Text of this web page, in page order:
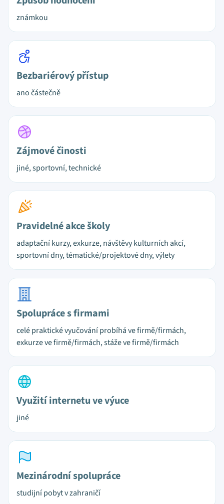
známkou
Bezbariérový přístup
ano částečně
Zájmové činosti
jiné, sportovní, technické
Pravidelné akce školy
adaptační kurzy, exkurze, návštěvy kulturních akcí,
sportovní dny, tématické/projektové dny, výlety
Spolupráce s firmami
celé praktické vyučování probíhá ve firmě/firmách,
exkurze ve firmě/firmách, stáže ve firmě/firmách
Využití internetu ve výuce
jiné
Mezinárodní spolupráce
studijní pobyt v zahraničí